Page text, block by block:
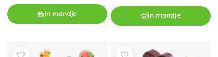
In mandje In mandje